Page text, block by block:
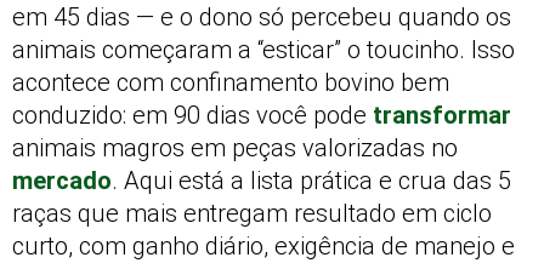
em 45 dias — e o dono só percebeu quando os
animais começaram a “esticar” o toucinho. Isso
acontece com confinamento bovino bem
conduzido: em 90 dias você pode transformar
animais magros em peças valorizadas no
mercado. Aqui está a lista prática e crua das 5
raças que mais entregam resultado em ciclo
curto, com ganho diário, exigência de manejo e